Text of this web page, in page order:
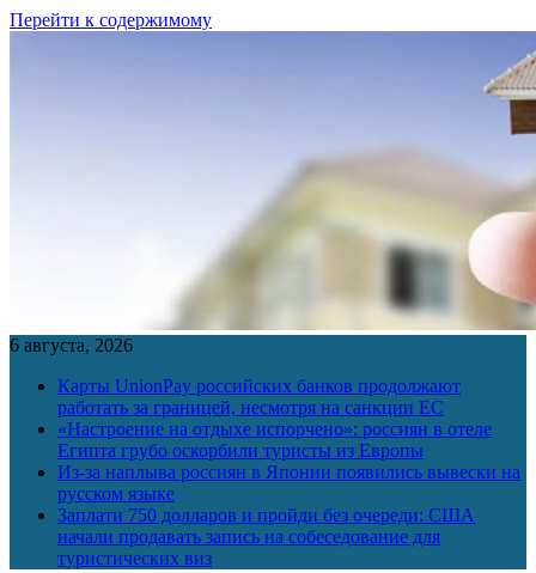
Перейти к содержимому
6 августа, 2026
Карты UnionPay российских банков продолжают
работать за границей, несмотря на санкции ЕС
«Настроение на отдыхе испорчено»: россиян в отеле
Египта грубо оскорбили туристы из Европы
Из-за наплыва россиян в Японии появились вывески на
русском языке
Заплати 750 долларов и пройди без очереди: США
начали продавать запись на собеседование для
туристических виз